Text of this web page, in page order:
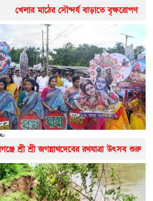
খেলার মাঠের সৌন্দর্য বাড়াতে বৃক্ষরোপণ
শ্রী শ্রী জগন্নাথদেবের রথযাত্রা উৎসব শুরু